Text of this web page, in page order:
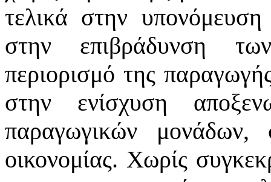
τελικά στην υπονόμευση
στην επιβράδυνση
περιορισμό της
στην ενίσχυση
παραγωγικών μονάδων,
οικονομίας. Χωρίς